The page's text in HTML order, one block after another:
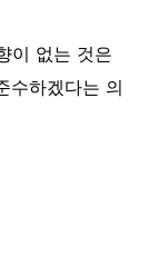
이 없는 것은
수하겠다는 의